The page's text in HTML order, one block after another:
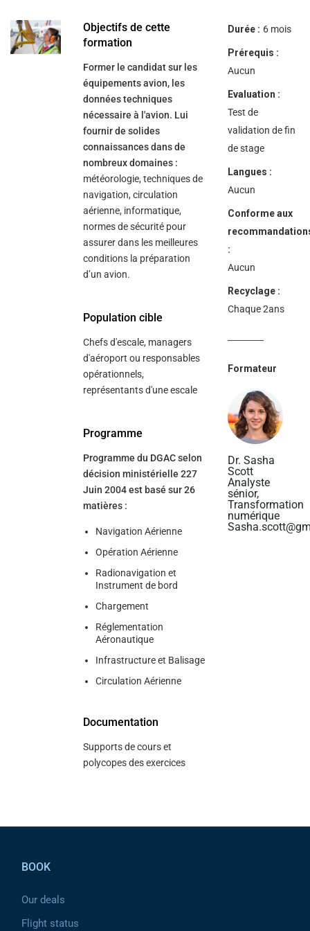
navigate
and
interact
Objectifs de cette
formation
Former le candidat sur les
équipements avion, les
données techniques
nécessaire à l'avion. Lui
fournir de solides
connaissances dans de
nombreux domaines :
météorologie, techniques de
navigation, circulation
aérienne, informatique,
normes de sécurité pour
assurer dans les meilleures
conditions la préparation
d’un avion.
Population cible
Chefs d'escale, managers
d'aéroport ou responsables
opérationnels,
représentants d'une escale
Programme
Programme du DGAC selon
décision ministérielle 227
Juin 2004 est basé sur 26
matières :
Navigation Aérienne
Opération Aérienne
Radionavigation et
Instrument de bord
Chargement
Réglementation
Aéronautique
Infrastructure et Balisage
Circulation Aérienne
Documentation
Supports de cours et
polycopes des exercices
Durée : 6 mois
Prérequis :
Aucun
Evaluation :
Test de
validation de fin
de stage
Langues :
Aucun
Conforme aux
:
Aucun
Recyclage :
Chaque 2ans
Formateur
Dr. Sasha
Scott
Analyste
sénior,
Transformation
numérique
BOOK
Our deals
Flight status